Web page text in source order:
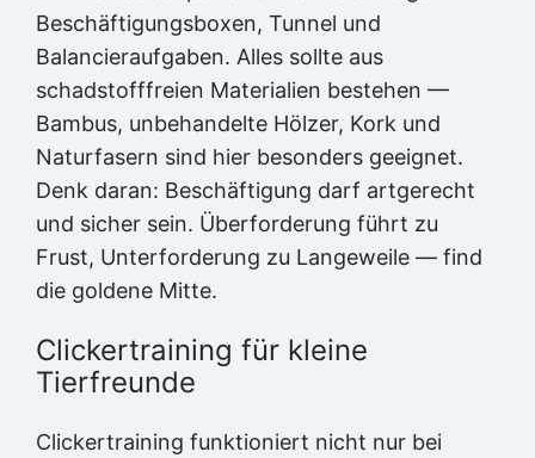
Beschäftigungsboxen, Tunnel und
Balancieraufgaben. Alles sollte aus
schadstofffreien Materialien bestehen —
Bambus, unbehandelte Hölzer, Kork und
Naturfasern sind hier besonders geeignet.
Denk daran: Beschäftigung darf artgerecht
und sicher sein. Überforderung führt zu
Frust, Unterforderung zu Langeweile — find
die goldene Mitte.
Clickertraining für kleine
Tierfreunde
Clickertraining funktioniert nicht nur bei